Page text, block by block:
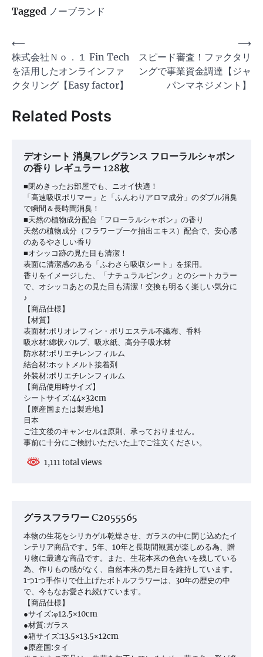
Tagged ノーブランド
投
稿
ナ
ゲ
ョ
ン
⟵
株式会社Ｎｏ．１ Fin Tech
を活用したオンラインファ
クタリング【Easy factor】
スピード審査！ファクタリ
ングで事業資金調達【ジャ
パンマネジメント】
⟶
Related Posts
デオシート 消臭フレグランス フローラルシャボン
の香り レギュラー 128枚
■閉めきったお部屋でも、ニオイ快適！
「高速吸収ポリマー」と「ふんわりアロマ成分」のダブル消臭
で瞬間＆長時間消臭！
■天然の植物成分配合「フローラルシャボン」の香り
天然の植物成分（フラワーブーケ抽出エキス）配合で、安心感
のあるやさしい香り
■オシッコ跡の見た目も清潔！
表面に清潔感のある「ふわさら吸収シート」を採用。
香りをイメージした、「ナチュラルピンク」とのシートカラー
で、オシッコあとの見た目も清潔！交換も明るく楽しい気分に
♪
【商品仕様】
【材質】
表面材:ポリオレフィン・ポリエステル不織布、香料
吸水材:綿状パルプ、吸水紙、高分子吸水材
防水材:ポリエチレンフィルム
結合材:ホットメルト接着剤
外装材:ポリエチレンフィルム
【商品使用時サイズ】
シートサイズ:44×32cm
【原産国または製造地】
日本
ご注文後のキャンセルは原則、承っておりません。
事前に十分にご検討いただいた上でご注文ください。
1,111 total views
グラスフラワー C2055565
本物の生花をシリカゲル乾燥させ、ガラスの中に閉じ込めたイ
ンテリア商品です。5年、10年と長期間観賞が楽しめる為、贈
り物に最適な商品です。また、生花本来の色合いを残している
為、作りもの感がなく、自然本来の見た目を維持しています。
1つ1つ手作りで仕上げたボトルフラワーは、30年の歴史の中
で、今もなお愛され続けています。
【商品仕様】
●サイズ:φ12.5×10cm
●材質:ガラス
●箱サイズ:13.5×13.5×12cm
●原産国:タイ